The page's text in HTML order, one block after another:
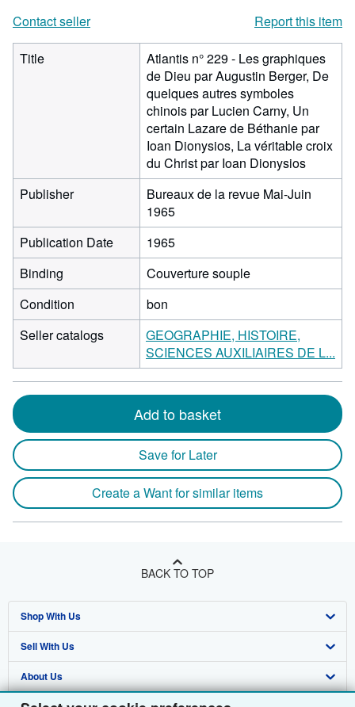
Contact seller
Report this item
Title
Atlantis n° 229 - Les graphiques
de Dieu par Augustin Berger, De
quelques autres symboles
chinois par Lucien Carny, Un
certain Lazare de Béthanie par
Ioan Dionysios, La véritable croix
du Christ par Ioan Dionysios
Publisher
Bureaux de la revue Mai-Juin
1965
Publication Date
1965
Binding
Couverture souple
Condition
bon
Seller catalogs
GEOGRAPHIE, HISTOIRE,
SCIENCES AUXILIAIRES DE L...
Add to basket
Save for Later
Create a Want for similar items
BACK TO TOP
Shop With Us
Advanced Search
Browse Collections
Sell With Us
Start Selling
About Us